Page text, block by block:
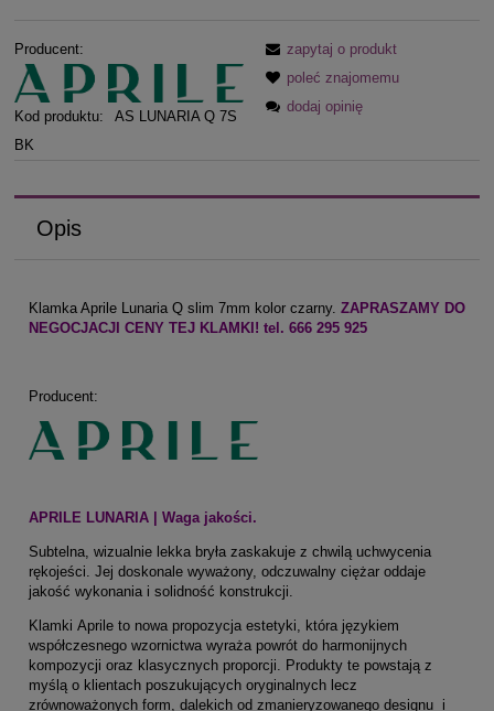
Producent:
Kod produktu:
AS LUNARIA Q 7S
BK
zapytaj o produkt
poleć znajomemu
dodaj opinię
Opis
Klamka Aprile Lunaria Q slim 7mm kolor czarny. ZAPRASZAMY DO
NEGOCJACJI CENY TEJ KLAMKI! tel. 666 295 925
Producent:
APRILE LUNARIA | Waga jakości.
Subtelna, wizualnie lekka bryła zaskakuje z chwilą uchwycenia
rękojeści. Jej doskonale wyważony, odczuwalny ciężar oddaje
jakość wykonania i solidność konstrukcji.
Klamki Aprile to nowa propozycja estetyki, która językiem
współczesnego wzornictwa wyraża powrót do harmonijnych
kompozycji oraz klasycznych proporcji. Produkty te powstają z
myślą o klientach poszukujących oryginalnych lecz
zrównoważonych form, dalekich od zmanieryzowanego designu i